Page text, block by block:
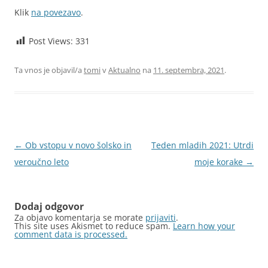
Klik na povezavo.
Post Views: 331
Ta vnos je objavil/a tomivAktualno na 11. septembra, 2021.
Krmarjenje
po
← Ob vstopu v novo šolsko in
veroučno leto
Teden mladih 2021: Utrdi
moje korake →
Dodaj odgovor
Za objavo komentarja se morate prijaviti.
This site uses Akismet to reduce spam.Learn how your
comment data is processed.